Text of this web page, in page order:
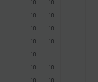
18 18
18 18
18 18
18 18
18
18 18
18 18